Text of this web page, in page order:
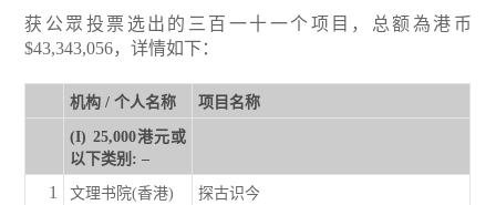
获公眾投票选出的三百一十一个项目，总额為港币
$43,343,056，详情如下：
机构 / 个人名称 项目名称
(I) 25,000港元或
以下类别: –
1 文理书院(香港) 探古识今